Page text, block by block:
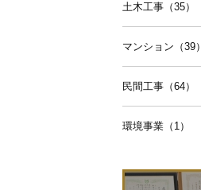
土木工事（35）
マンション（39）
民間工事（64）
環境事業（1）